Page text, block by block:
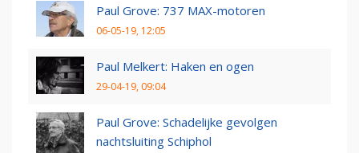
Paul Grove: 737 MAX-motoren
06-05-19, 12:05
Paul Melkert: Haken en ogen
29-04-19, 09:04
Paul Grove: Schadelijke gevolgen
nachtsluiting Schiphol